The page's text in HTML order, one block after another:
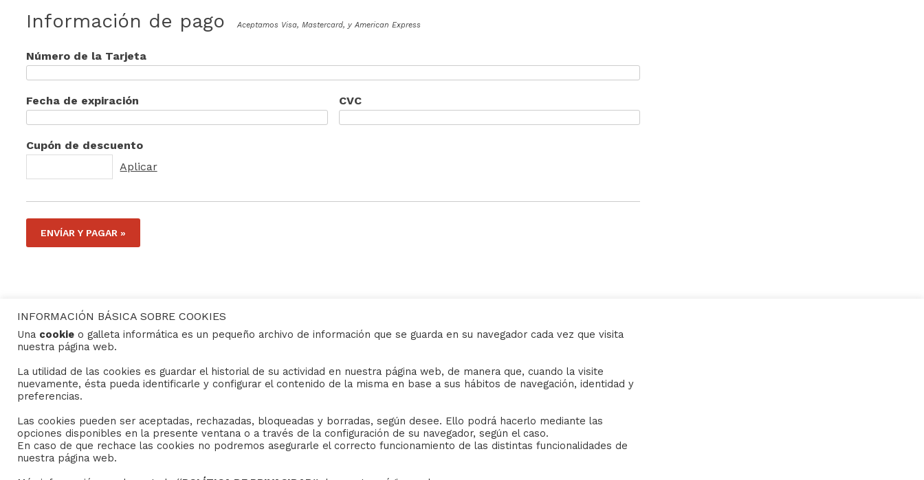
Información de pago Aceptamos Visa, Mastercard, y American Express
Número de la Tarjeta
Fecha de expiración CVC
Cupón de descuento
CONTACTO
Consejo General de Hermandades y Cofradías de la ciudad de Sevilla
C/ San Gregorio 26. 41004- Sevilla
boletin@hermandades-de-sevilla.org
Sus datos seguros.
INFORMACIÓN BÁSICA SOBRE COOKIES
Una cookie o galleta informática es un pequeño archivo de información que se guarda en su navegador cada vez que visita
nuestra página web.
La utilidad de las cookies es guardar el historial de su actividad en nuestra página web, de manera que, cuando la visite
nuevamente, ésta pueda identificarle y configurar el contenido de la misma en base a sus hábitos de navegación, identidad y
preferencias.
Las cookies pueden ser aceptadas, rechazadas, bloqueadas y borradas, según desee. Ello podrá hacerlo mediante las
opciones disponibles en la presente ventana o a través de la configuración de su navegador, según el caso.
En caso de que rechace las cookies no podremos asegurarle el correcto funcionamiento de las distintas funcionalidades de
nuestra página web.